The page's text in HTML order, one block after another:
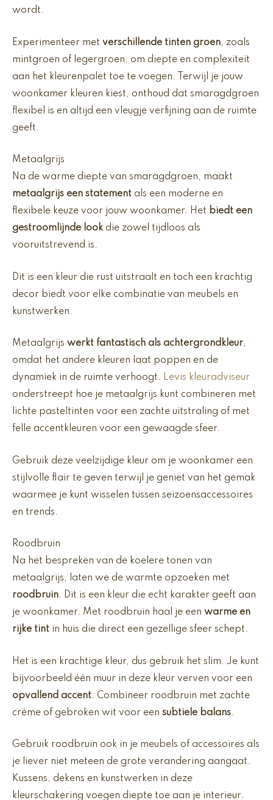
wordt.
Experimenteer met verschillende tinten groen, zoals
mintgroen of legergroen, om diepte en complexiteit
aan het kleurenpalet toe te voegen. Terwijl je jouw
woonkamer kleuren kiest, onthoud dat smaragdgroen
flexibel is en altijd een vleugje verfijning aan de ruimte
geeft.
Metaalgrijs
Na de warme diepte van smaragdgroen, maakt
metaalgrijs een statement als een moderne en
flexibele keuze voor jouw woonkamer. Het biedt een
gestroomlijnde look die zowel tijdloos als
vooruitstrevend is.
Dit is een kleur die rust uitstraalt en toch een krachtig
decor biedt voor elke combinatie van meubels en
kunstwerken.
Metaalgrijs werkt fantastisch als achtergrondkleur,
omdat het andere kleuren laat poppen en de
dynamiek in de ruimte verhoogt. Levis kleuradviseur
onderstreept hoe je metaalgrijs kunt combineren met
lichte pasteltinten voor een zachte uitstraling of met
felle accentkleuren voor een gewaagde sfeer.
Gebruik deze veelzijdige kleur om je woonkamer een
stijlvolle flair te geven terwijl je geniet van het gemak
waarmee je kunt wisselen tussen seizoensaccessoires
en trends.
Roodbruin
Na het bespreken van de koelere tonen van
metaalgrijs, laten we de warmte opzoeken met
roodbruin. Dit is een kleur die echt karakter geeft aan
je woonkamer. Met roodbruin haal je een warme en
rijke tint in huis die direct een gezellige sfeer schept.
Het is een krachtige kleur, dus gebruik het slim. Je kunt
bijvoorbeeld één muur in deze kleur verven voor een
opvallend accent. Combineer roodbruin met zachte
crème of gebroken wit voor een subtiele balans.
Gebruik roodbruin ook in je meubels of accessoires als
je liever niet meteen de grote verandering aangaat.
Kussens, dekens en kunstwerken in deze
kleurschakering voegen diepte toe aan je interieur.